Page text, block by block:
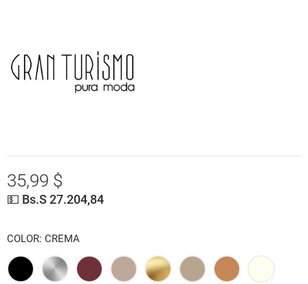
35,99 $
💵 Bs.S 27.204,84
COLOR: CREMA
NEGROPLATAVINOTINTOBEIGE DORADOBEIGE AREQUIPE